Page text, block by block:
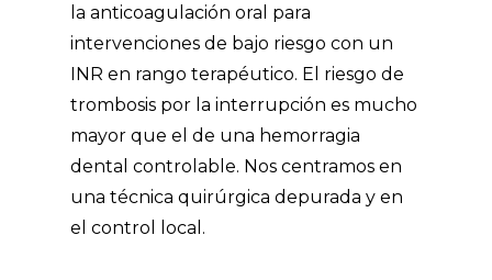
la anticoagulación oral para
intervenciones de bajo riesgo con un
INR en rango terapéutico. El riesgo de
trombosis por la interrupción es mucho
mayor que el de una hemorragia
dental controlable. Nos centramos en
una técnica quirúrgica depurada y en
el control local.